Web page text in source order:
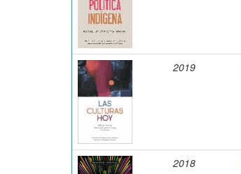
2019
2018